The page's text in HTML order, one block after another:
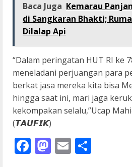
Baca Juga Kemarau
di Sangkaran Bhakti;
Dilalap Api
“Dalam peringatan HUT RI ke
meneladani perjuangan para
berkat jasa mereka kita bisa
hingga saat ini, mari jaga
kekompakan selalu,”Ucap
(𝙏𝘼𝙐𝙁𝙄𝙆)
Facebook
Mastodon
Email